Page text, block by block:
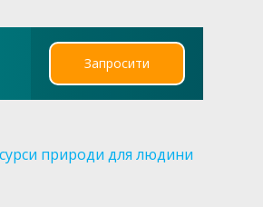
Запросити
природи для людини